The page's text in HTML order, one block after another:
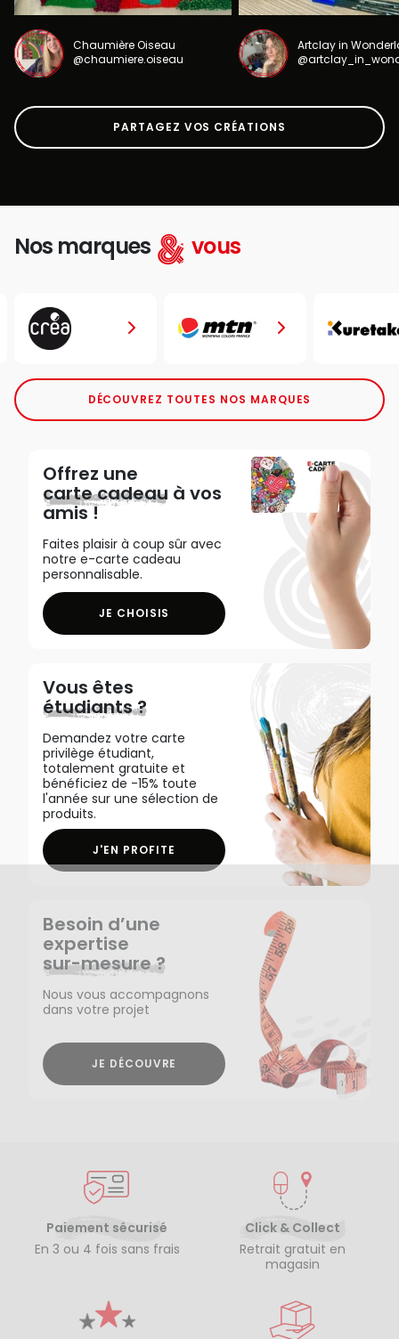
Chaumière Oiseau
@chaumiere.oiseau
Artclay in
PARTAGEZ VOS CRÉATIONS
Nos marques vous
DÉCOUVREZ TOUTES NOS MARQUES
Offrez une
carte cadeau à vos
amis !
Faites plaisir à coup sûr avec
notre e-carte cadeau
personnalisable.
JE CHOISIS
Vous êtes
étudiants ?
Demandez votre carte
privilège étudiant,
totalement gratuite et
bénéficiez de -15% toute
l'année sur une sélection de
produits.
J'EN PROFITE
Besoin d’une
expertise
sur-mesure ?
Nous vous accompagnons
dans votre projet
JE DÉCOUVRE
Paiement sécurisé
En 3 ou 4 fois sans frais
Click & Collect
Retrait gratuit en
magasin